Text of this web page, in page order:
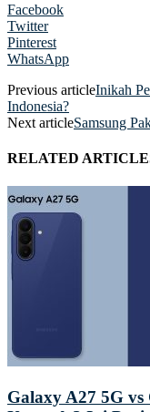
Facebook
Twitter
Pinterest
WhatsApp
Previous articleInikah
Indonesia?
Next articleSamsung
RELATED
Galaxy A27 5G